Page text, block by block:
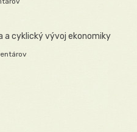
a cyklický vývoj ekonomiky